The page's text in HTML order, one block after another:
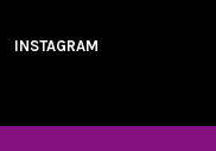
INSTAGRAM